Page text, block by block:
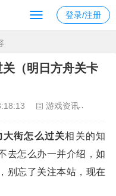
登录/注册
（明日方舟关卡
游戏资讯
大街怎么过关相关的知
去怎么办一并介绍，如
别忘了关注本站，现在